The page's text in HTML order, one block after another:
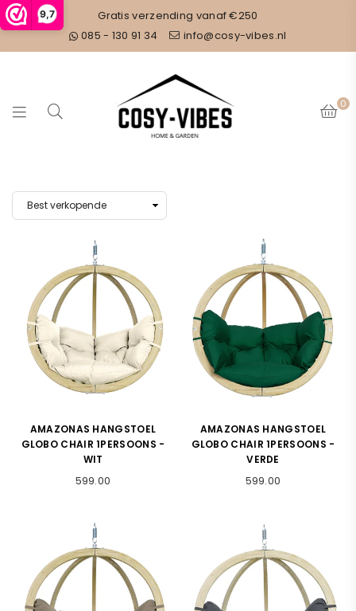
9,7
Gratis verzending vanaf €250
085 - 130 91 34
info@cosy-vibes.nl
VIBES
0
AMAZONAS HANGSTOEL
GLOBO CHAIR 1PERSOONS -
WIT
Normale
599.00
AMAZONAS HANGSTOEL
GLOBO CHAIR 1PERSOONS -
VERDE
Normale
599.00